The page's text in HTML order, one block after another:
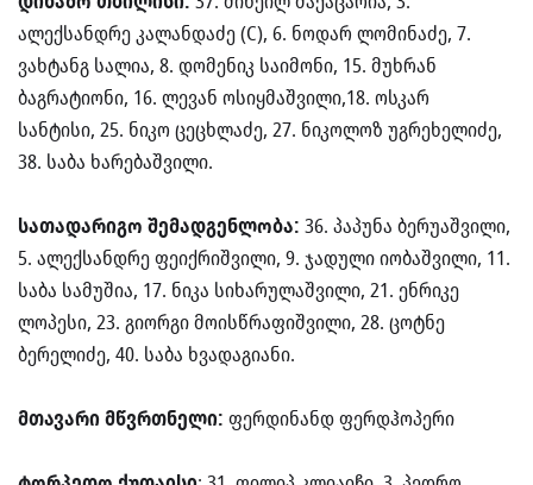
ალექსანდრე კალანდაძე (C), 6. ნოდარ ლომინაძე, 7.
ვახტანგ სალია, 8. დომენიკ საიმონი, 15. მუხრან
ბაგრატიონი, 16. ლევან ოსიყმაშვილი,18. ოსკარ
სანტისი, 25. ნიკო ცეცხლაძე, 27. ნიკოლოზ უგრეხელიძე,
38. საბა ხარებაშვილი.
​სათადარიგო შემადგენლობა: 36. პაპუნა ბერუაშვილი,
5. ალექსანდრე ფეიქრიშვილი, 9. ჯადული იობაშვილი, 11.
საბა სამუშია, 17. ნიკა სიხარულაშვილი, 21. ენრიკე
ლოპესი, 23. გიორგი მოისწრაფიშვილი, 28. ცოტნე
ბერელიძე, 40. საბა ხვადაგიანი.
მთავარი მწვრთნელი: ფერდინანდ ფერდჰოპერი